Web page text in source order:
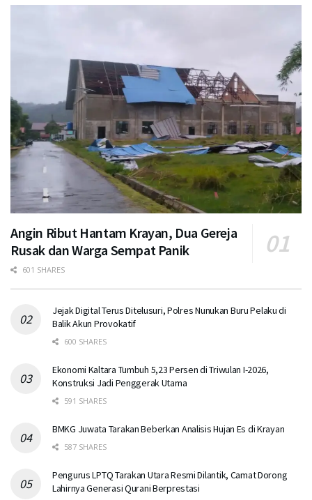
Angin Ribut Hantam Krayan, Dua Gereja
Rusak dan Warga Sempat Panik
601 SHARES
Jejak Digital Terus Ditelusuri, Polres Nunukan Buru Pelaku di
Balik Akun Provokatif
600 SHARES
Ekonomi Kaltara Tumbuh 5,23 Persen di Triwulan I-2026,
Konstruksi Jadi Penggerak Utama
591 SHARES
BMKG Juwata Tarakan Beberkan Analisis Hujan Es di Krayan
587 SHARES
Pengurus LPTQ Tarakan Utara Resmi Dilantik, Camat Dorong
Lahirnya Generasi Qurani Berprestasi